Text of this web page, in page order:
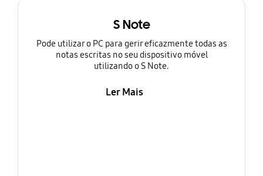
S Note
Pode utilizar o PC para gerir eficazmente todas as
notas escritas no seu dispositivo móvel
utilizando o S Note.
Ler Mais